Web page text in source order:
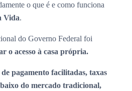
o que é e como funciona
Vida.
do Governo Federal foi
o acesso à casa própria.
de pagamento facilitadas, taxas
do mercado tradicional,